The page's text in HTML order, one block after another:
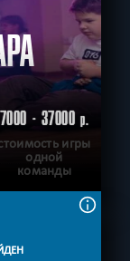
7000 - 37000р.
игры
одной
команды